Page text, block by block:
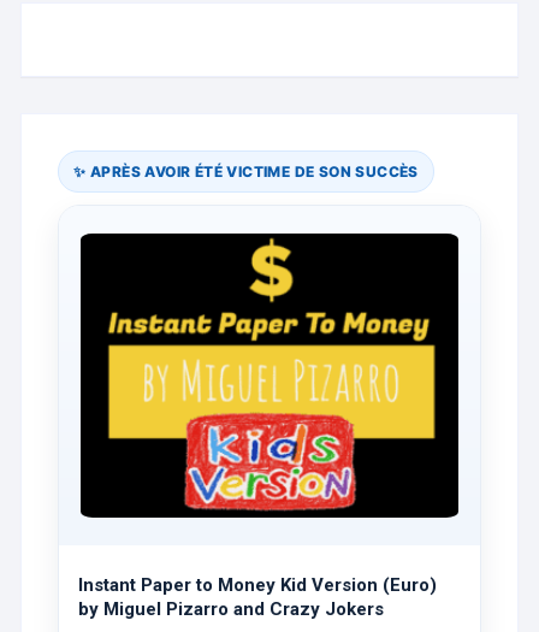
✨ APRÈS AVOIR ÉTÉ VICTIME DE SON SUCCÈS
Instant Paper to Money Kid Version (Euro)
by Miguel Pizarro and Crazy Jokers